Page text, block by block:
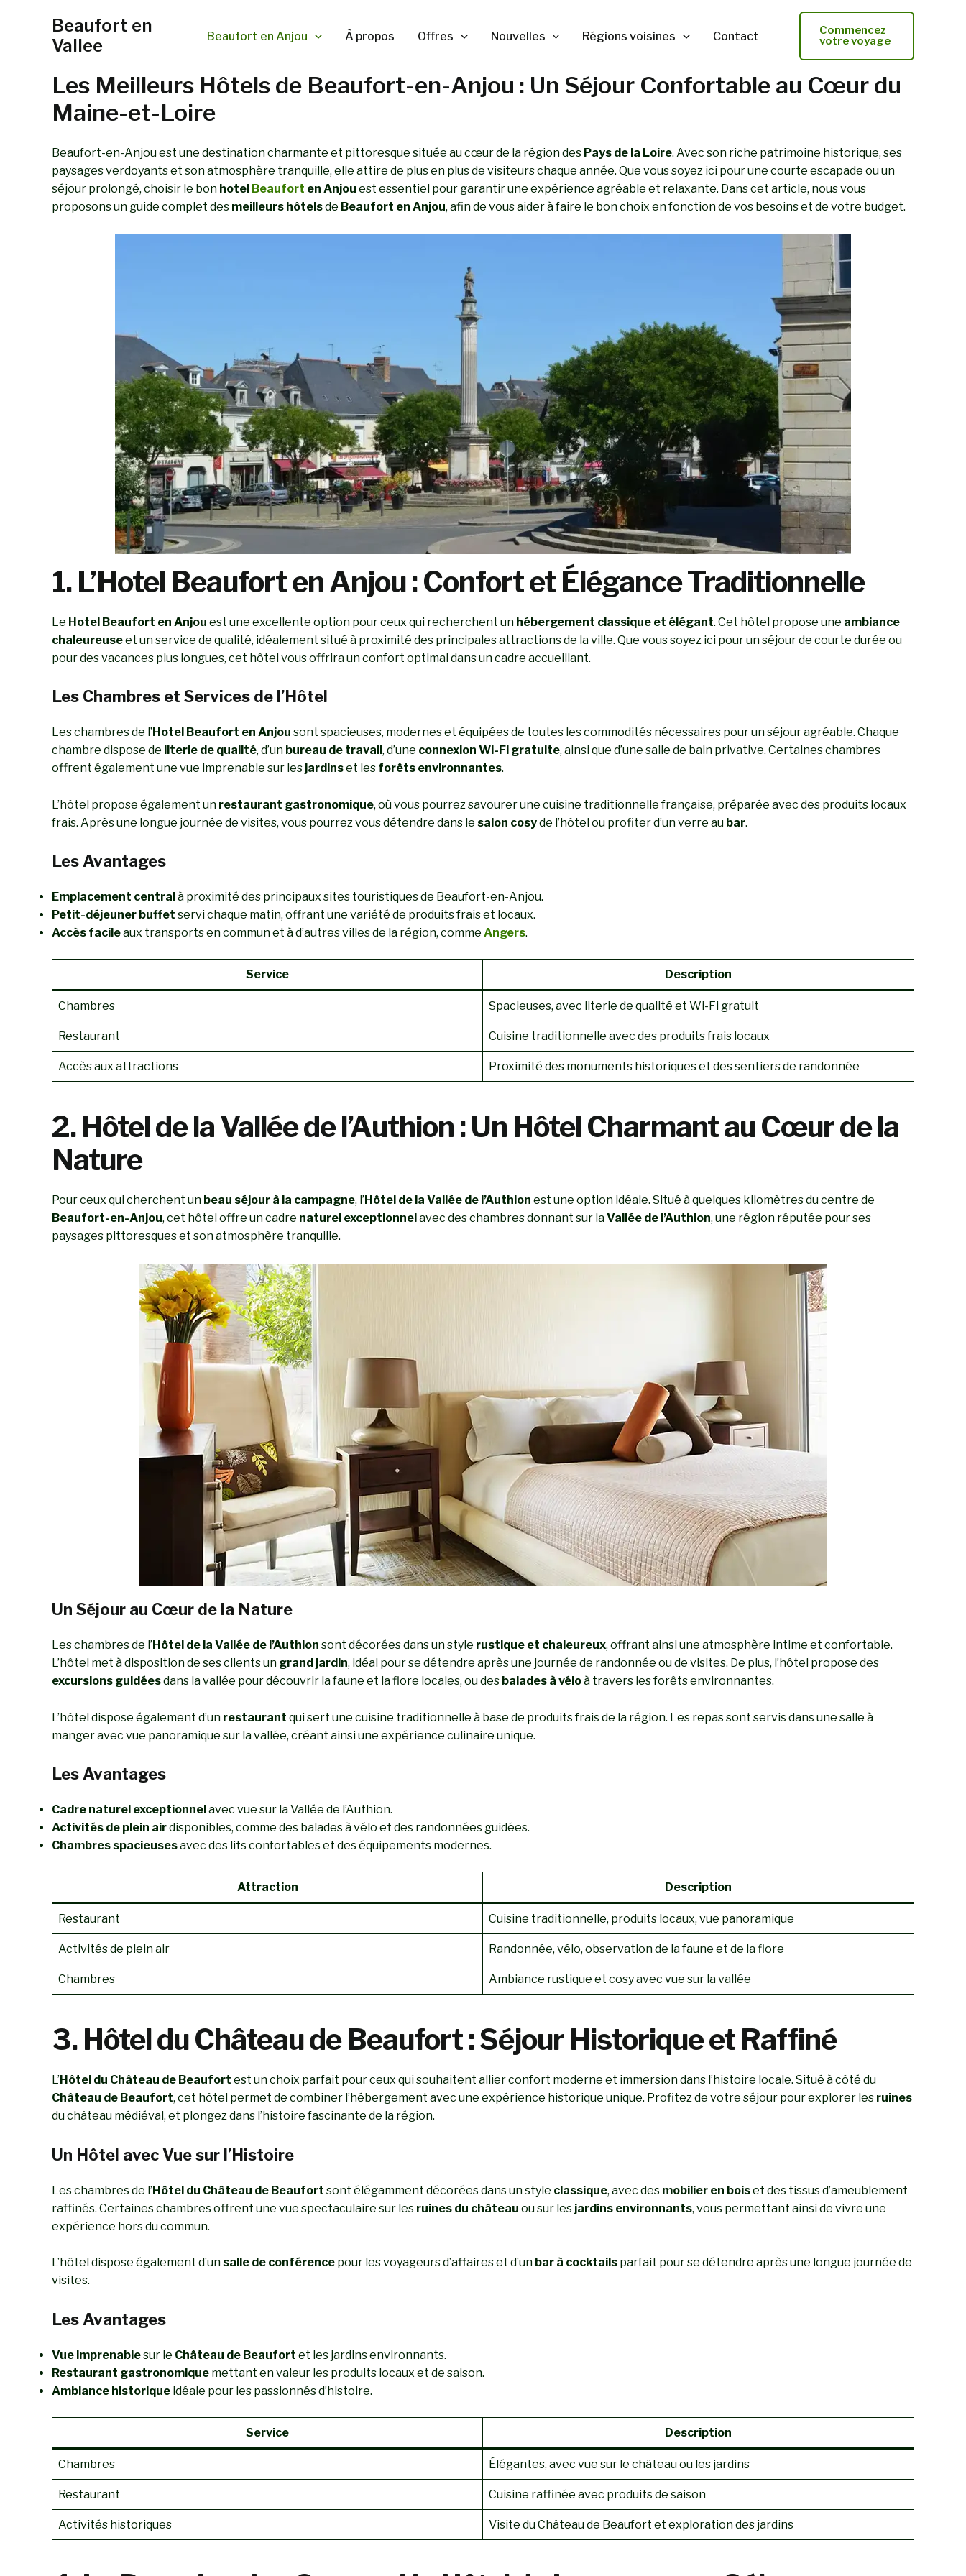
Beaufort en
Vallee
Beaufort en Anjou À propos Offres Nouvelles Régions voisines Contact
Commencez
votre voyage
Les Meilleurs Hôtels de Beaufort-en-Anjou : Un Séjour Confortable au Cœur du
Maine-et-Loire
Beaufort-en-Anjou est une destination charmante et pittoresque située au cœur de la région des Pays de la Loire. Avec son riche patrimoine historique, ses
paysages verdoyants et son atmosphère tranquille, elle attire de plus en plus de visiteurs chaque année. Que vous soyez ici pour une courte escapade ou un
séjour prolongé, choisir le bon hotel Beaufort en Anjou est essentiel pour garantir une expérience agréable et relaxante. Dans cet article, nous vous
proposons un guide complet des meilleurs hôtelsde Beaufort en Anjou, afin de vous aider à faire le bon choix en fonction de vos besoins et de votre budget.
1. L’Hotel Beaufort en Anjou : Confort et Élégance Traditionnelle
Le Hotel Beaufort en Anjou est une excellente option pour ceux qui recherchent un hébergement classique et élégant. Cet hôtel propose une ambiance
chaleureuseet un service de qualité, idéalement situé à proximité des principales attractions de la ville. Que vous soyez ici pour un séjour de courte durée ou
pour des vacances plus longues, cet hôtel vous offrira un confort optimal dans un cadre accueillant.
Les Chambres et Services de l’Hôtel
Les chambres de l’ Hotel Beaufort en Anjou sont spacieuses, modernes et équipées de toutes les commodités nécessaires pour un séjour agréable. Chaque
chambre dispose de literie de qualité, d’un bureau de travail , d’une connexion Wi-Fi gratuite, ainsi que d’une salle de bain privative. Certaines chambres
offrent également une vue imprenable sur les jardinset les forêts environnantes.
L’hôtel propose également un restaurant gastronomique, où vous pourrez savourer une cuisine traditionnelle française, préparée avec des produits locaux
frais. Après une longue journée de visites, vous pourrez vous détendre dans le salon cosyde l’hôtel ou profiter d’un verre au bar.
Les Avantages
Emplacement central à proximité des principaux sites touristiques de Beaufort-en-Anjou.
Petit-déjeuner buffet servi chaque matin, offrant une variété de produits frais et locaux.
Accès facileaux transports en commun et à d’autres villes de la région, comme Angers.
Service Description
Chambres Spacieuses, avec literie de qualité et Wi-Fi gratuit
Restaurant Cuisine traditionnelle avec des produits frais locaux
Accès aux attractions Proximité des monuments historiques et des sentiers de randonnée
2. Hôtel de la Vallée de l’Authion : Un Hôtel Charmant au Cœur de la
Nature
Pour ceux qui cherchent un beau séjour à la campagne, l’ Hôtel de la Vallée de l’Authion est une option idéale. Situé à quelques kilomètres du centre de
Beaufort-en-Anjou, cet hôtel offre un cadre naturel exceptionnel avec des chambres donnant sur laVallée de l’Authion, une région réputée pour ses
paysages pittoresques et son atmosphère tranquille.
Un Séjour au Cœur de la Nature
Les chambres de l’Hôtel de la Vallée de l’Authion sont décorées dans un style rustique et chaleureux, offrant ainsi une atmosphère intime et confortable.
L’hôtel met à disposition de ses clients un grand jardin, idéal pour se détendre après une journée de randonnée ou de visites. De plus, l’hôtel propose des
excursions guidéesdans la vallée pour découvrir la faune et la flore locales, ou des balades à véloà travers les forêts environnantes.
L’hôtel dispose également d’un restaurant qui sert une cuisine traditionnelle à base de produits frais de la région. Les repas sont servis dans une salle à
manger avec vue panoramique sur la vallée, créant ainsi une expérience culinaire unique.
Les Avantages
Cadre naturel exceptionnel avec vue sur la Vallée de l’Authion.
Activités de plein airdisponibles, comme des balades à vélo et des randonnées guidées.
Chambres spacieusesavec des lits confortables et des équipements modernes.
Attraction Description
Restaurant Cuisine traditionnelle, produits locaux, vue panoramique
Activités de plein air Randonnée, vélo, observation de la faune et de la flore
Chambres Ambiance rustique et cosy avec vue sur la vallée
3. Hôtel du Château de Beaufort : Séjour Historique et Raffiné
L’ Hôtel du Château de Beaufort est un choix parfait pour ceux qui souhaitent allier confort moderne et immersion dans l’histoire locale. Situé à côté du
Château de Beaufort, cet hôtel permet de combiner l’hébergement avec une expérience historique unique. Profitez de votre séjour pour explorer les ruines
du château médiéval, et plongez dans l’histoire fascinante de la région.
Un Hôtel avec Vue sur l’Histoire
Les chambres de l’Hôtel du Château de Beaufort sont élégamment décorées dans un style classique, avec des mobilier en boiset des tissus d’ameublement
raffinés. Certaines chambres offrent une vue spectaculaire sur les ruines du château ou sur les jardins environnants, vous permettant ainsi de vivre une
expérience hors du commun.
L’hôtel dispose également d’un salle de conférence pour les voyageurs d’affaires et d’un bar à cocktails parfait pour se détendre après une longue journée de
visites.
Les Avantages
Vue imprenablesur le Château de Beaufort et les jardins environnants.
Restaurant gastronomique mettant en valeur les produits locaux et de saison.
Ambiance historique idéale pour les passionnés d’histoire.
Service Description
Chambres Élégantes, avec vue sur le château ou les jardins
Restaurant Cuisine raffinée avec produits de saison
Activités historiques Visite du Château de Beaufort et exploration des jardins